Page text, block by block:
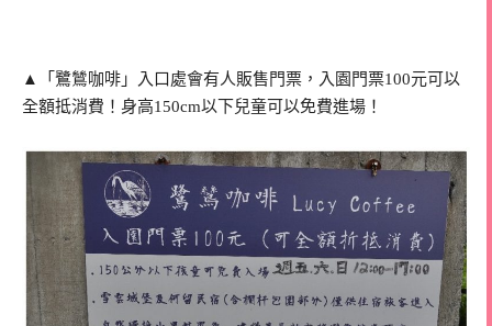
▲「鷺鷥咖啡」入口處會有人販售門票，入園門票100元可以
全額抵消費！身高150cm以下兒童可以免費進場！